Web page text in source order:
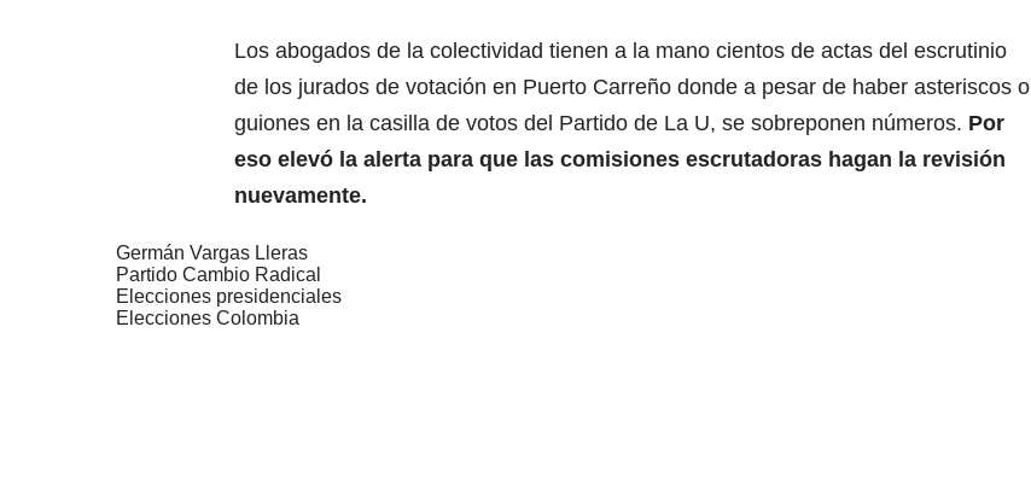
Los abogados de la colectividad tienen a la mano cientos de actas del escrutinio
de los jurados de votación en Puerto Carreño donde a pesar de haber asteriscos o
guiones en la casilla de votos del Partido de La U, se sobreponen números. Por
eso elevó la alerta para que las comisiones escrutadoras hagan la revisión
nuevamente.
Germán Vargas Lleras
Partido Cambio Radical
Elecciones presidenciales
Elecciones Colombia